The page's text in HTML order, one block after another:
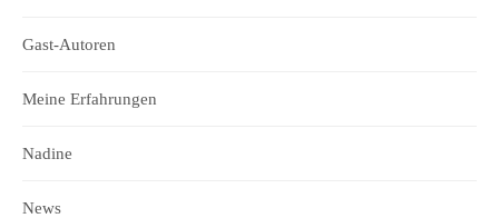
Gast-Autoren
Meine Erfahrungen
Nadine
News